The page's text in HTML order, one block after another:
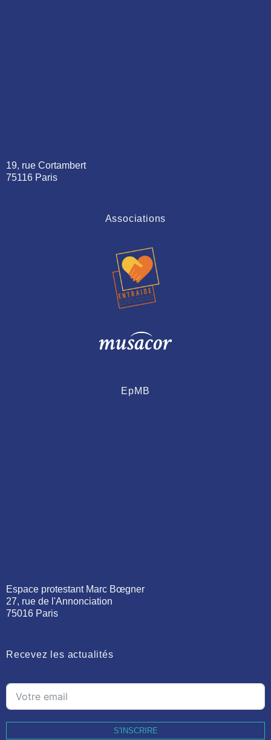
19, rue Cortambert
75116 Paris
Associations
EpMB
Espace protestant Marc Bœgner
27, rue de l'Annonciation
75016 Paris
Recevez les actualités
S'INSCRIRE